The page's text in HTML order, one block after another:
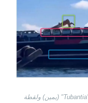
مقارنة بين لقطة من الفيديو على موقع "Tubantia" (يمين) ولقطة